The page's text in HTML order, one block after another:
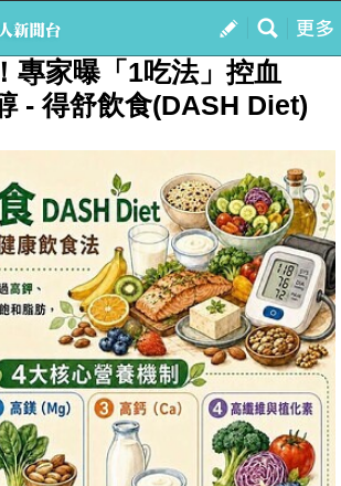
我的
專家曝「1吃法」控血
- 得舒飲食(DASH Diet)